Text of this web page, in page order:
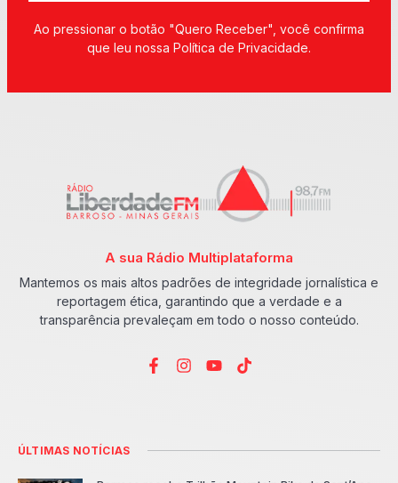
Ao pressionar o botão "Quero Receber", você confirma
que leu nossa Política de Privacidade.
A sua Rádio Multiplataforma
Mantemos os mais altos padrões de integridade jornalística e
reportagem ética, garantindo que a verdade e a
transparência prevaleçam em todo o nosso conteúdo.
ÚLTIMAS NOTÍCIAS